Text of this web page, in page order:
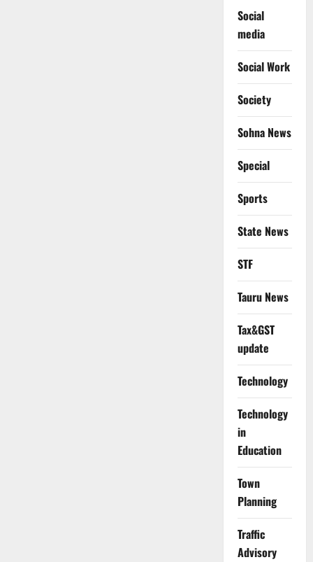
Social
media
Social Work
Society
Sohna News
Special
Sports
State News
STF
Tauru News
Tax&GST
update
Technology
Technology
in
Education
Town
Planning
Traffic
Advisory